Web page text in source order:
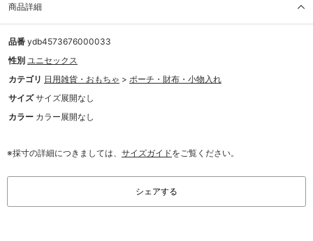
商品詳細
品番 ydb4573676000033
性別 ユニセックス
カテゴリ 日用雑貨・おもちゃ > ポーチ・財布・小物入れ
サイズ サイズ展開なし
カラー カラー展開なし
※採寸の詳細につきましては、 サイズガイドをご覧ください。
シェアする